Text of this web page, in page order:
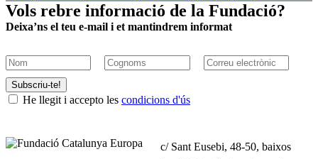
Vols rebre informació de la Fundació?
Deixa’ns el teu e-mail i et mantindrem informat
Subscriu-te!
He llegit i accepto les condicions d'ús
c/ Sant Eusebi, 48-50, baixos